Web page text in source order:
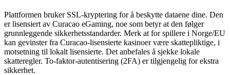
Plattformen bruker SSL-kryptering for å beskytte dataene dine. Den
er lisensiert av Curacao eGaming, noe som betyr at den følger
grunnleggende sikkerhetsstandarder. Merk at for spillere i Norge/EU
kan gevinster fra Curacao-lisensierte kasinoer være skattepliktige, i
motsetning til lokalt lisensierte. Det anbefales å sjekke lokale
skatteregler. To-faktor-autentisering (2FA) er tilgjengelig for ekstra
sikkerhet.